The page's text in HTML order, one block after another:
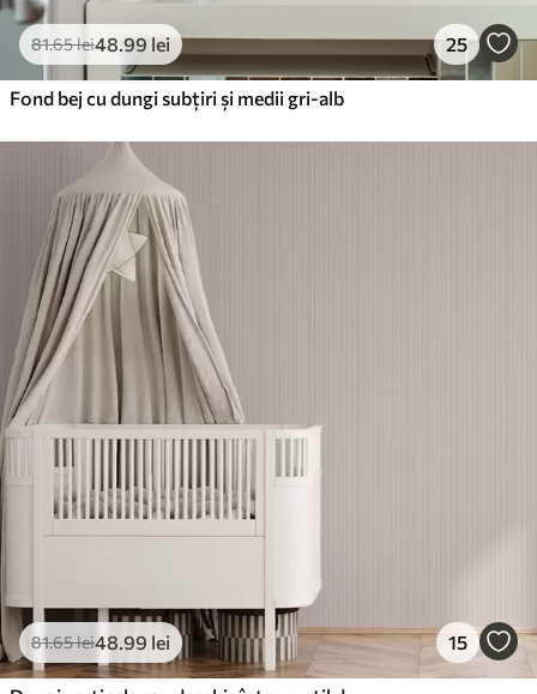
81.65lei48.99 lei 25
Fond bej cu dungi subțiri și medii gri-alb
81.65lei48.99 lei 15